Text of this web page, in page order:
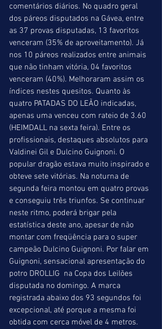
comentários diários. No quadro geral
dos páreos disputados na Gávea, entre
as 37 provas disputadas, 13 favoritos
venceram (35% de aproveitamento). Já
nos 10 páreos realizados entre animais
que não tinham vitória, 04 favoritos
venceram (40%). Melhoraram assim os
índices nestes quesitos. Quanto às
quatro PATADAS DO LEÃO indicadas,
apenas uma venceu com rateio de 3.60
(HEIMDALL na sexta feira). Entre os
profissionais, destaques absolutos para
Valdinei Gil e Dulcino Guignoni. O
popular dragão estava muito inspirado e
obteve sete vitórias. Na noturna de
segunda feira montou em quatro provas
e conseguiu três triunfos. Se continuar
neste ritmo, poderá brigar pela
estatística deste ano, apesar de não
montar com freqüência para o super
campeão Dulcino Guignoni. Por falar em
Guignoni, sensacional apresentação do
potro DROLLIG  na Copa dos Leilões
disputada no domingo. A marca
registrada abaixo dos 93 segundos foi
excepcional, até porque a mesma foi
obtida com cerca móvel de 4 metros.